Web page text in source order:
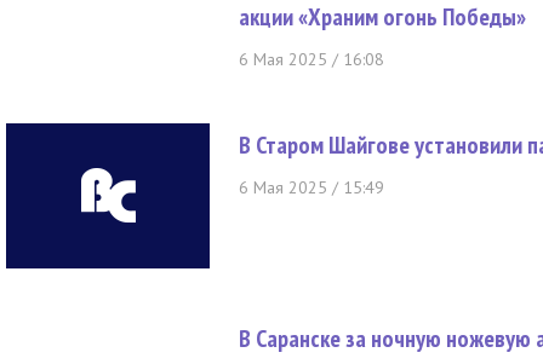
акции «Храним огонь Победы»
6 Мая 2025 / 16:08
В Старом Шайгове установили
6 Мая 2025 / 15:49
В Саранске за ночную ножевую